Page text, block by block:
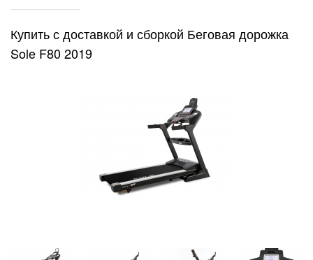
Купить с доставкой и сборкой Беговая дорожка
Sole F80 2019